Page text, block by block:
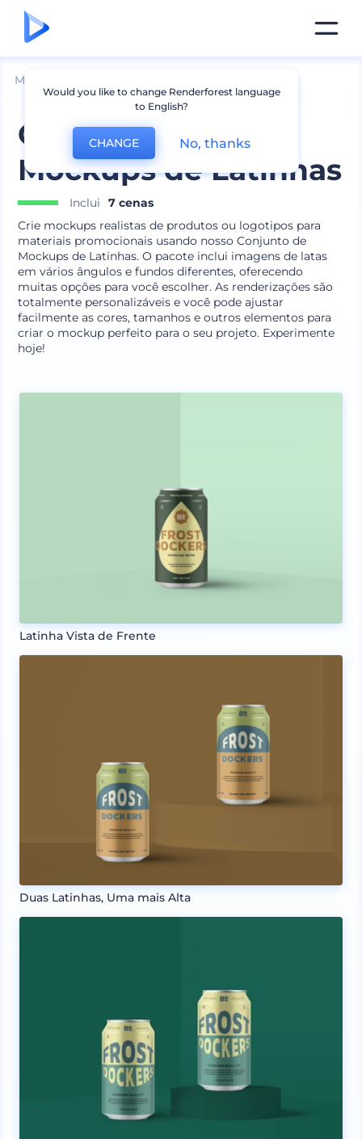
Mockups
Conjunto de
Mockups de Latinhas
Inclui
7 cenas
Crie mockups realistas de produtos ou logotipos para
materiais promocionais usando nosso Conjunto de
Mockups de Latinhas. O pacote inclui imagens de latas
em vários ângulos e fundos diferentes, oferecendo
muitas opções para você escolher. As renderizações são
totalmente personalizáveis ​​e você pode ajustar
facilmente as cores, tamanhos e outros elementos para
criar o mockup perfeito para o seu projeto. Experimente
hoje!
Latinha Vista de Frente
Duas Latinhas, Uma mais Alta
Would you like to change Renderforest language
to English?
CHANGE No, thanks